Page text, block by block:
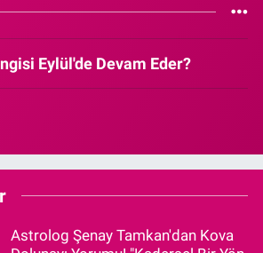
Eylül'de Devam Eder?
Astrolog Şenay Tamkan'dan Kova